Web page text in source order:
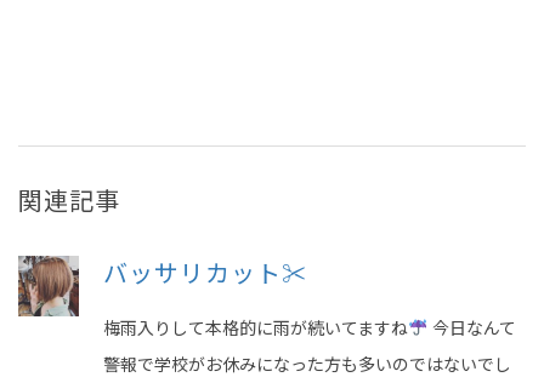
関連記事
バッサリカット✂︎
梅雨入りして本格的に雨が続いてますね
今日なんて
警報で学校がお休みになった方も多いのではないでし